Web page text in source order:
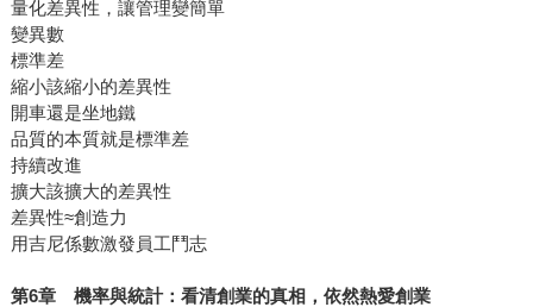
量化差異性，讓管理變簡單
變異數
標準差
縮小該縮小的差異性
開車還是坐地鐵
品質的本質就是標準差
持續改進
擴大該擴大的差異性
差異性≈創造力
用吉尼係數激發員工鬥志
第6章 機率與統計：看清創業的真相，依然熱愛創業